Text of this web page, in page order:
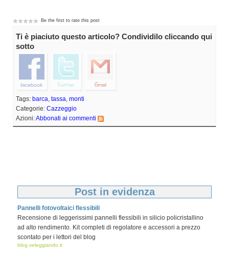
Be the first to rate this post
Ti è piaciuto questo articolo? Condividilo cliccando qui
sotto
Tags: barca, tassa, monti
Categorie: Cazzeggio
Azioni:Abbonati ai commenti
Post in evidenza
Pannelli fotovoltaici flessibili
Recensione di leggerissimi pannelli flessibili in silicio policristallino
ad alto rendimento. Kit completi di regolatore e accessori a prezzo
scontato per i lettori del blog
blog.veleggiando.it